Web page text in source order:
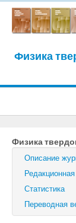
Физика
Журнал
Письма в
Физика
Физика и
Физика
Описание
Статистика
Переводная